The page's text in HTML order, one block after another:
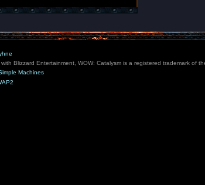
Blizzard Entertainment, WOW: Catalysm is a registered trademark of
Machines